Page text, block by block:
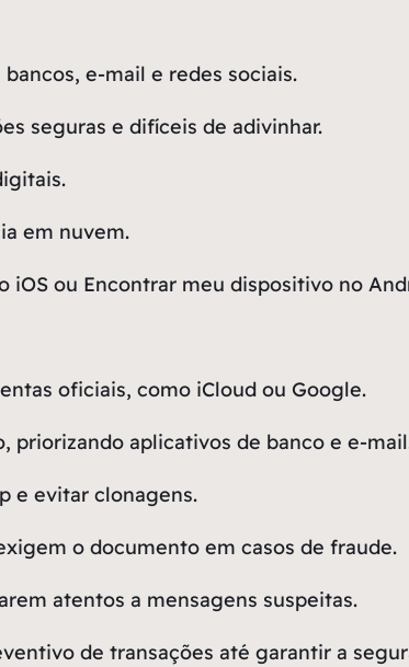
e-mail e redes sociais.
seguras e difíceis de adivinhar.
em nuvem.
iOS ou Encontrar meu dispositivo no
oficiais, como iCloud ou Google.
priorizando aplicativos de banco e e-
e evitar clonagens.
o documento em casos de fraude.
atentos a mensagens suspeitas.
de transações até garantir a